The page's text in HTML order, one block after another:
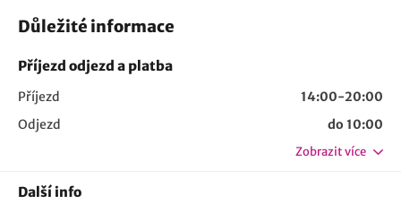
Důležité informace
Příjezd odjezd a platba
Příjezd
14:00-20:00
Odjezd
do 10:00
Zobrazit více
Další info